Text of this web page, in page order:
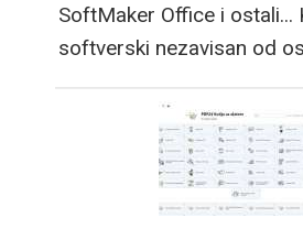
SoftMaker Office i ostali...
softverski nezavisan od